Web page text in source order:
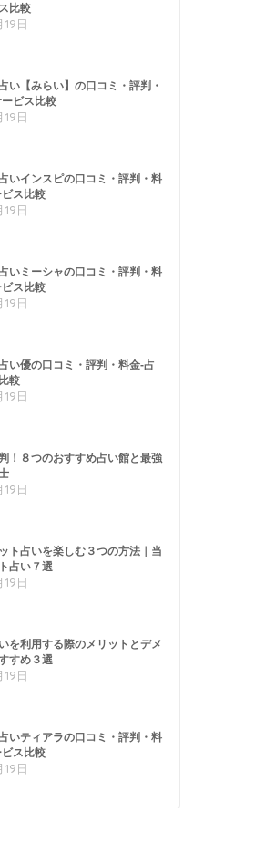
比較
19日
い【みらい】の口コミ・評判・
ビス比較
19日
いインスピの口コミ・評判・料
ス比較
19日
いミーシャの口コミ・評判・料
ス比較
19日
い優の口コミ・評判・料金-占
較
19日
！８つのおすすめ占い館と最強
19日
ト占いを楽しむ３つの方法｜当
占い７選
19日
を利用する際のメリットとデメ
すめ３選
19日
いティアラの口コミ・評判・料
ス比較
19日